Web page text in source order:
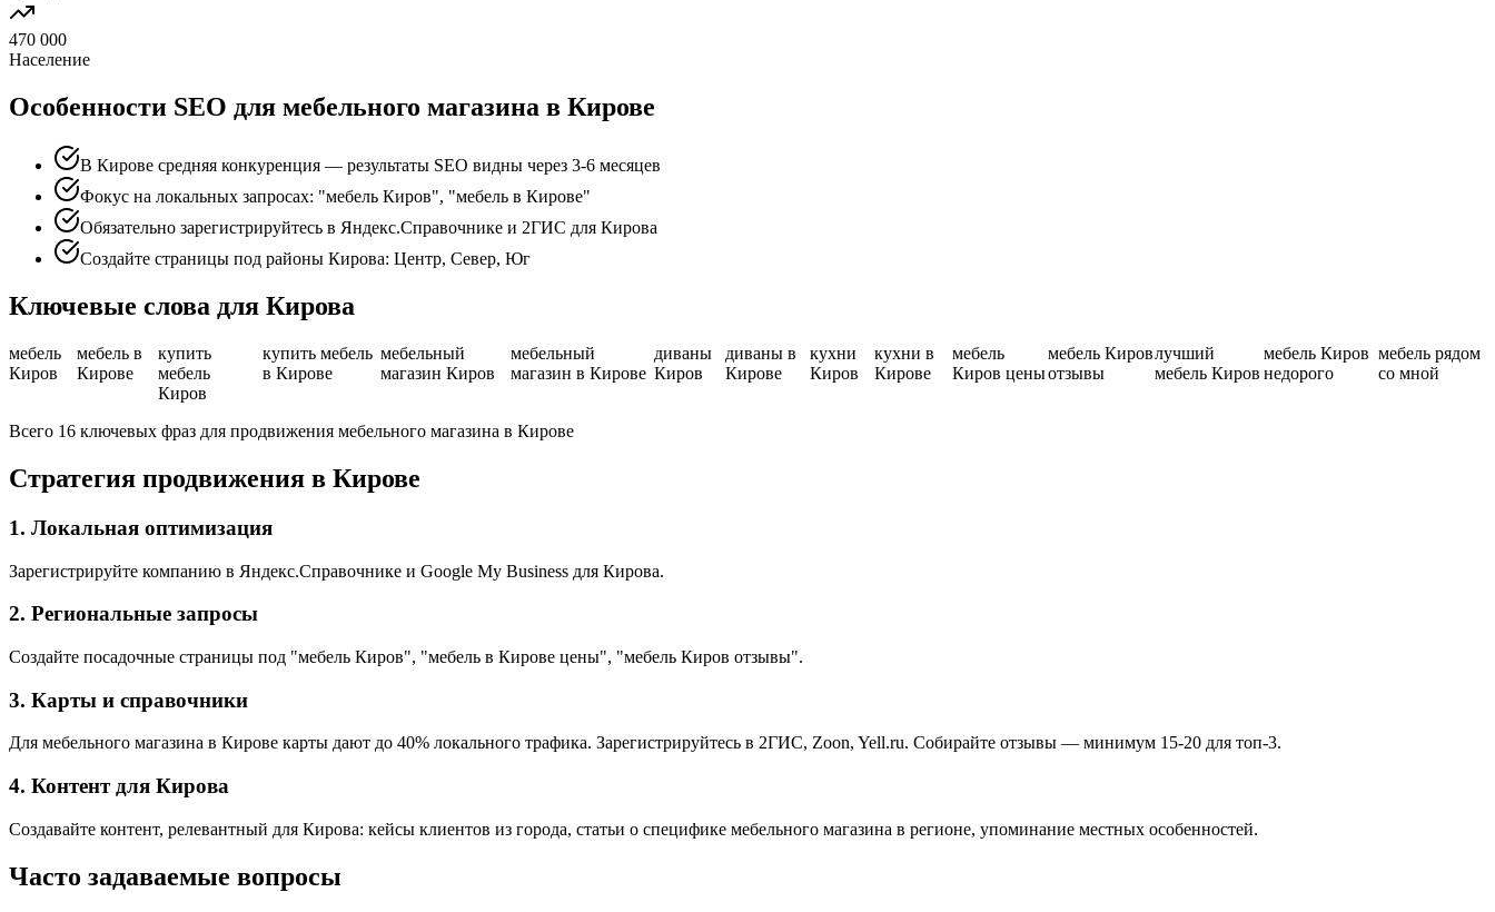
470 000
Население
Особенности SEO для мебельного магазина в Кирове
В Кирове средняя конкуренция — результаты SEO видны через 3-6 месяцев
Фокус на локальных запросах: "мебель Киров", "мебель в Кирове"
Обязательно зарегистрируйтесь в Яндекс.Справочнике и 2ГИС для Кирова
Создайте страницы под районы Кирова: Центр, Север, Юг
Ключевые слова для Кирова
мебель
Киров
мебель в
Кирове
купить
мебель
Киров
купить мебель
в Кирове
мебельный
магазин Киров
мебельный
магазин в Кирове
диваны
Киров
диваны в
Кирове
кухни
Киров
кухни в
Кирове
мебель
Киров цены
мебель Киров
отзывы
лучший
мебель Киров
мебель Киров
недорого
мебель рядом
со мной
Всего 16 ключевых фраз для продвижения мебельного магазина в Кирове
Стратегия продвижения в Кирове
1. Локальная оптимизация
Зарегистрируйте компанию в Яндекс.Справочнике и Google My Business для Кирова.
2. Региональные запросы
Создайте посадочные страницы под "мебель Киров", "мебель в Кирове цены", "мебель Киров отзывы".
3. Карты и справочники
Для мебельного магазина в Кирове карты дают до 40% локального трафика. Зарегистрируйтесь в 2ГИС, Zoon, Yell.ru. Собирайте отзывы — минимум 15-20 для топ-3.
4. Контент для Кирова
Создавайте контент, релевантный для Кирова: кейсы клиентов из города, статьи о специфике мебельного магазина в регионе, упоминание местных особенностей.
Часто задаваемые вопросы